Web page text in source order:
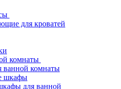
для кроватей
комнаты
ванной комнаты
шкафы
для ванной